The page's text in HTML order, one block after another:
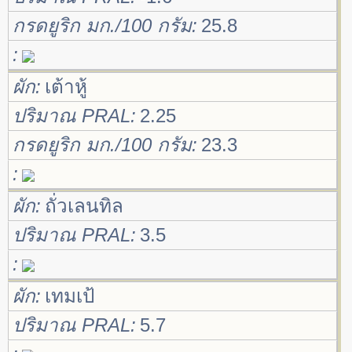
กรดยูริก มก./100 กรัม 25.8
ผัก เต้าหู้
ปริมาณ PRAL 2.25
กรดยูริก มก./100 กรัม 23.3
ผัก ถั่วเลนทิล
ปริมาณ PRAL 3.5
ผัก เทมเป้
ปริมาณ PRAL 5.7